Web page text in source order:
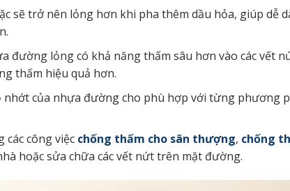
sẽ trở nên lỏng hơn khi pha thêm dầu hỏa, giúp dễ
đường lỏng có khả năng thấm sâu hơn vào các vết
thấm hiệu quả hơn.
nhớt của nhựa đường cho phù hợp với từng phương
công việc chống thấm cho sân thượng, chống
hoặc sửa chữa các vết nứt trên mặt đường.